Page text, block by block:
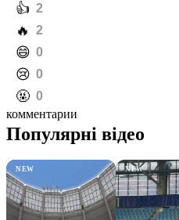
️👍 2
️🔥 2
️😄 0
️😢 0
️🤬 0
комментарии